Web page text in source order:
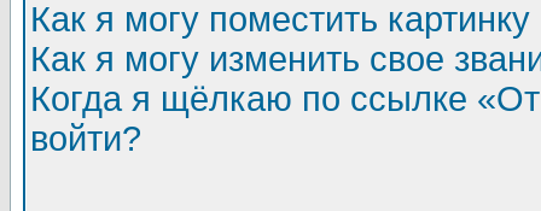
Как я могу поместить
Как я могу изменить свое
Когда я щёлкаю по ссылке
войти?